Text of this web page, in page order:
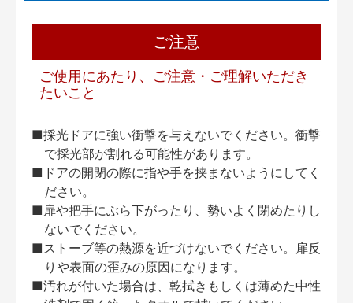
ご注意
ご使用にあたり、ご注意・ご理解いただき
たいこと
■採光ドアに強い衝撃を与えないでください。衝撃
で採光部が割れる可能性があります。
■ドアの開閉の際に指や手を挟まないようにしてく
ださい。
■扉や把手にぶら下がったり、勢いよく閉めたりし
ないでください。
■ストーブ等の熱源を近づけないでください。扉反
りや表面の歪みの原因になります。
■汚れが付いた場合は、乾拭きもしくは薄めた中性